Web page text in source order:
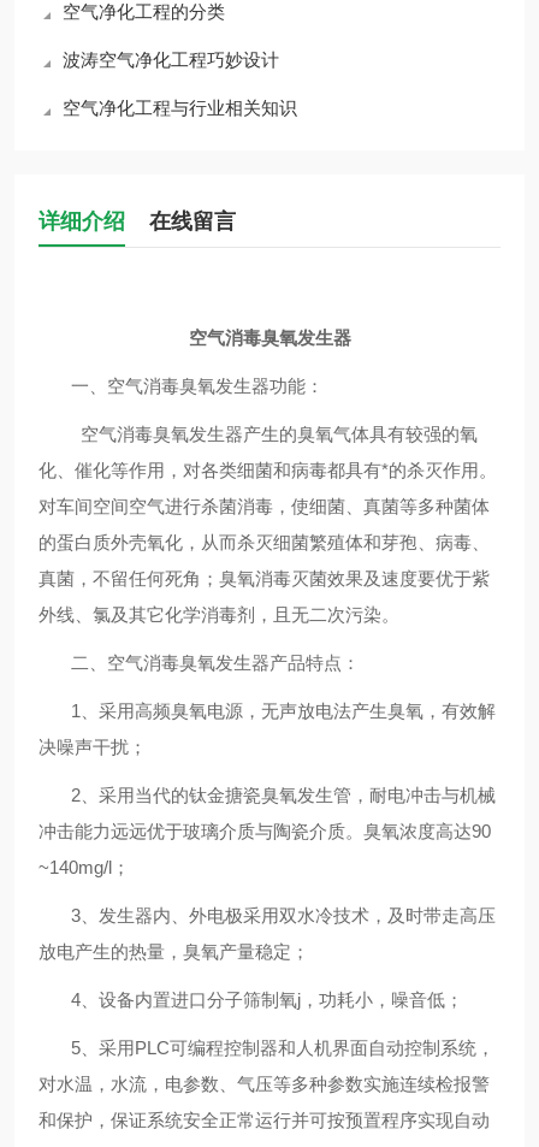
空气净化工程的分类
波涛空气净化工程巧妙设计
空气净化工程与行业相关知识
详细介绍 在线留言
空气消毒臭氧发生器
一、空气消毒臭氧发生器功能：
空气消毒臭氧发生器产生的臭氧气体具有较强的氧
化、催化等作用，对各类细菌和病毒都具有*的杀灭作用。
对车间空间空气进行杀菌消毒，使细菌、真菌等多种菌体
的蛋白质外壳氧化，从而杀灭细菌繁殖体和芽孢、病毒、
真菌，不留任何死角；臭氧消毒灭菌效果及速度要优于紫
外线、氯及其它化学消毒剂，且无二次污染。
二、 空气消毒臭氧发生器产品特点：
1 、采用高频臭氧电源，无声放电法产生臭氧，有效解
决噪声干扰；
2、采用当代的钛金搪瓷臭氧发生管，耐电冲击与机械
冲击能力远远优于玻璃介质与陶瓷介质。臭氧浓度高达90
~140mg/l ；
3、发生器内、外电极采用双水冷技术，及时带走高压
放电产生的热量，臭氧产量稳定；
4、设备内置进口分子筛制氧j，功耗小，噪音低；
5、采用PLC可编程控制器和人机界面自动控制系统，
对水温，水流，电参数、气压等多种参数实施连续检报警
和保护，保证系统安全正常运行并可按预置程序实现自动